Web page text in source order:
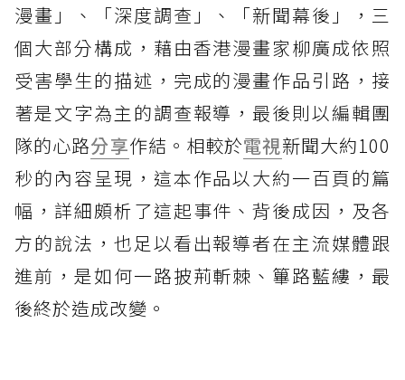
漫畫」、「深度調查」、「新聞幕後」，三
個大部分構成，藉由香港漫畫家柳廣成依照
受害學生的描述，完成的漫畫作品引路，接
著是文字為主的調查報導，最後則以編輯團
隊的心路分享作結。相較於電視新聞大約100
秒的內容呈現，這本作品以大約一百頁的篇
幅，詳細頗析了這起事件、背後成因，及各
方的說法，也足以看出報導者在主流媒體跟
進前，是如何一路披荊斬棘、篳路藍縷，最
後終於造成改變。